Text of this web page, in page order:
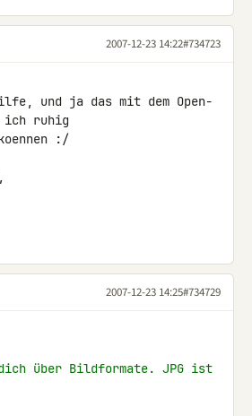
2007-12-23 14:22#734723
und ja das mit dem Open-
ich ruhig
:/
2007-12-23 14:25#734729
über Bildformate. JPG ist